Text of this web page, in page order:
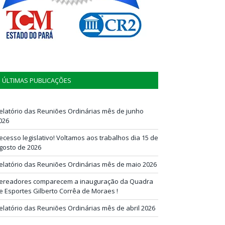
ÚLTIMAS PUBLICAÇÕES
das Reuniões Ordinárias mês de junho
legislativo! Voltamos aos trabalhos dia 15 de
de 2026
das Reuniões Ordinárias mês de maio 2026
comparecem a inauguração da Quadra
Esportes Gilberto Corrêa de Moraes !
das Reuniões Ordinárias mês de abril 2026